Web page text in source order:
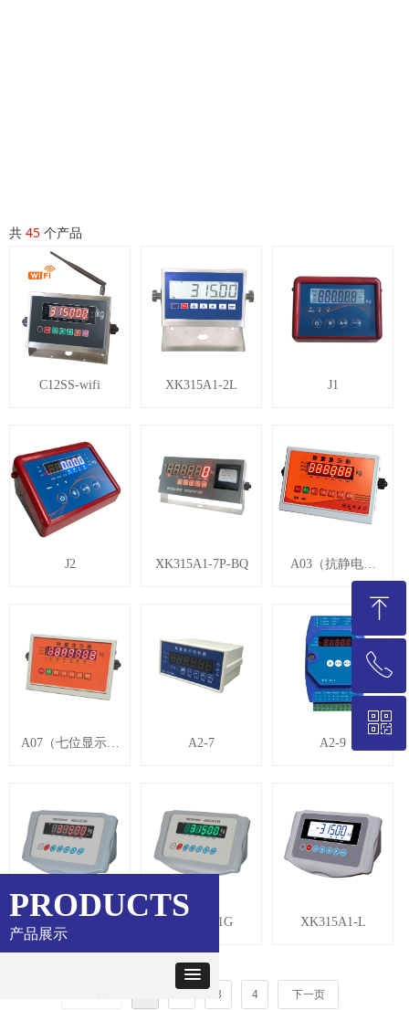
PRODUCTS
产品展示
共 45 个产品
C12SS-wifi XK315A1-2L J1
J2 XK315A1-7P-BQ
A03（抗静电仪
A07（七位显示仪
A2-7 A2-9
XK315A1G XK315A1-L
3 4 下一页
ꁸ
回到顶部
ꂅ
021-58235786
ꀥ